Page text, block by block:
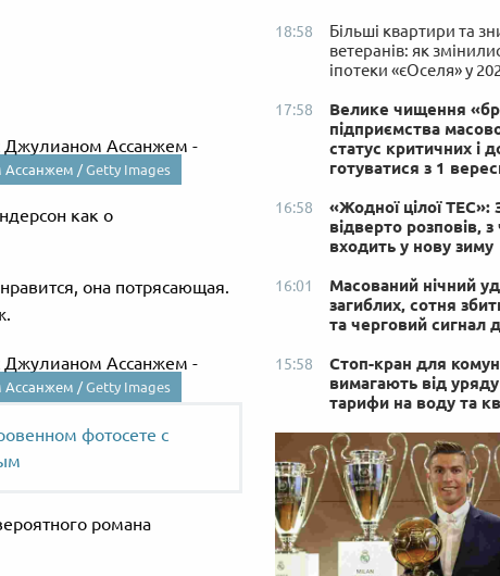
Ассанжем / Getty Images
как о
она потрясающая.
Ассанжем / Getty Images
фотосете с
романа
18:58
Більші квартири та
ветеранів: як
іпотеки «єОселя» у
17:58
Велике чищення
підприємства
статус критичних і
готуватися з 1
16:58
«Жодної цілої ТЕС»:
відверто розповів,
входить у нову зиму
16:01
Масований нічний
загиблих, сотня
та черговий сигнал
15:58
Стоп-кран для
вимагають від
тарифи на воду та